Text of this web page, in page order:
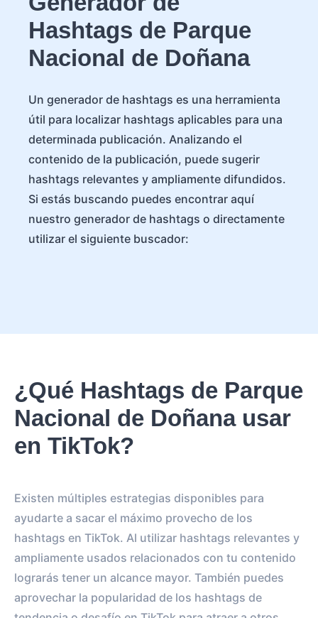
Generador de
Hashtags de Parque
Nacional de Doñana
Un generador de hashtags es una herramienta
útil para localizar hashtags aplicables para una
determinada publicación. Analizando el
contenido de la publicación, puede sugerir
hashtags relevantes y ampliamente difundidos.
Si estás buscando puedes encontrar aquí
nuestro generador de hashtags o directamente
utilizar el siguiente buscador:
¿Qué Hashtags de Parque
Nacional de Doñana usar
en TikTok?
Existen múltiples estrategias disponibles para
ayudarte a sacar el máximo provecho de los
hashtags en TikTok. Al utilizar hashtags relevantes y
ampliamente usados relacionados con tu contenido
lograrás tener un alcance mayor. También puedes
aprovechar la popularidad de los hashtags de